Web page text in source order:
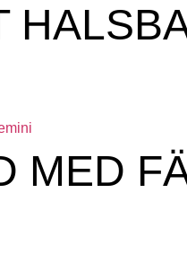
MED